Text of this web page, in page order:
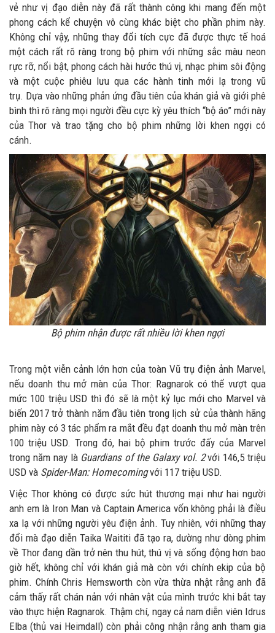
vẻ như vị đạo diễn này đã rất thành công khi mang đến một
phong cách kể chuyện vô cùng khác biệt cho phần phim này.
Không chỉ vậy, những thay đổi tích cực đã được thực tế hoá
một cách rất rõ ràng trong bộ phim với những sắc màu neon
rực rỡ, nổi bật, phong cách hài hước thú vị, nhạc phim sôi động
và một cuộc phiêu lưu qua các hành tinh mới lạ trong vũ
trụ. Dựa vào những phản ứng đầu tiên của khán giả và giới phê
bình thì rõ ràng mọi người đều cực kỳ yêu thích “bộ áo” mới này
của Thor và trao tặng cho bộ phim những lời khen ngợi có
cánh.
Bộ phim nhận được rất nhiều lời khen ngợi
Trong một viễn cảnh lớn hơn của toàn Vũ trụ điện ảnh Marvel,
nếu doanh thu mở màn của Thor: Ragnarok có thể vượt qua
mức 100 triệu USD thì đó sẽ là một kỷ lục mới cho Marvel và
biến 2017 trở thành năm đầu tiên trong lịch sử của thành hãng
phim này có 3 tác phẩm ra mắt đều đạt doanh thu mở màn trên
100 triệu USD. Trong đó, hai bộ phim trước đấy của Marvel
trong năm nay là Guardians of the Galaxy vol. 2với 146,5 triệu
USD và Spider-Man: Homecomingvới 117 triệu USD.
Việc Thor không có được sức hút thương mại như hai người
anh em là Iron Man và Captain America vốn không phải là điều
xa lạ với những người yêu điện ảnh. Tuy nhiên, với những thay
đổi mà đạo diễn Taika Waititi đã tạo ra, dường như dòng phim
về Thor đang dần trở nên thu hút, thú vị và sống động hơn bao
giờ hết, không chỉ với khán giả mà còn với chính ekip của bộ
phim. Chính Chris Hemsworth còn vừa thừa nhật rằng anh đã
cảm thấy rất chán nản với nhân vật của mình trước khi bắt tay
vào thực hiện Ragnarok. Thậm chí, ngay cả nam diễn viên Idrus
Elba (thủ vai Heimdall) còn phải công nhận rằng anh tham gia